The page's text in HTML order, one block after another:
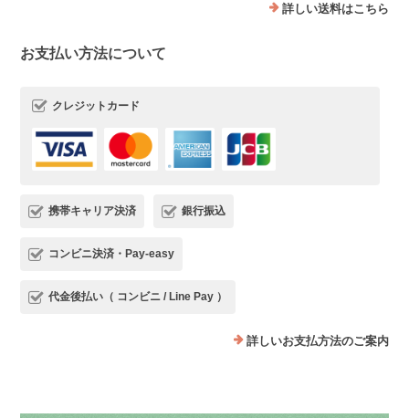
詳しい送料はこちら
お支払い方法について
クレジットカード
携帯キャリア決済 銀行振込
コンビニ決済・Pay-easy
代金後払い（ コンビニ / Line Pay ）
詳しいお支払方法のご案内